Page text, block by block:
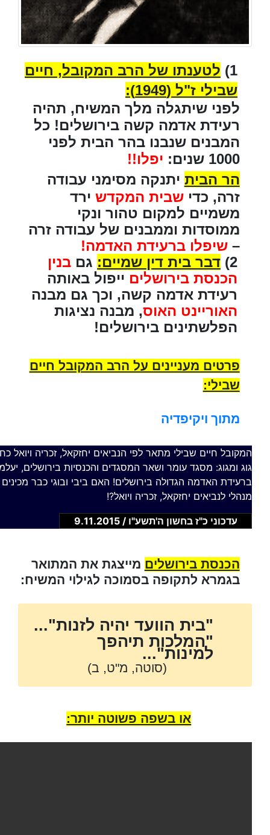
1)
לטענתו של הרב המקובל, חיים
שבילי ז"ל (1949):
לפני שיתגלה מלך המשיח, תהיה
רעידת אדמה קשה בירושלים! כל
המבנים שנבנו בהר הבית לפני
1000 שנים:
יפלו!!
הר הבית יתנקה מסימני עבודה
זרה, כדישבית המקדש ירד
משמיים למקום טהור ונקי
ממוסדות וממבנים של עבודה זרה
–שיפלו ברעידת האדמה!
2) דבר בית דין שמיים: גם בנין
הכנסת בירושלים ייפול באותה
רעידת אדמה קשה, וכך גם מבנה
האוריינט האוס, מבנה נציגות
הפלשתינים בירושלים!
פרטים מעניינים על הרב המקובל חיים
שבילי:
מתוך ויקיפדיה
המקובל חיים שבילי מתאר לפי הנביאים יחזקאל, זכריה ויואל
גוג ומגוג: מסגד עומר ושאר המסגדים והכנסיות בירושלים,
ברעידת האדמה הגדולה בירושלים! האם ביבי ובוגי כבר
מנהלי לנביאים יחזקאל, זכריה ויואל?!
עדכוני כ"ז בחשון ה'תשע"ו / 9.11.2015
הכנסת בירושלים מייצגת את המתואר
בגמרא לתקופה בסמוכה לגילוי המשיח:
"בית הוועד יהיה לזנות"...
"המלכות תיהפך
למינות"...
(סוטה, מ"ט, ב)
או בשפה פשוטה יותר: